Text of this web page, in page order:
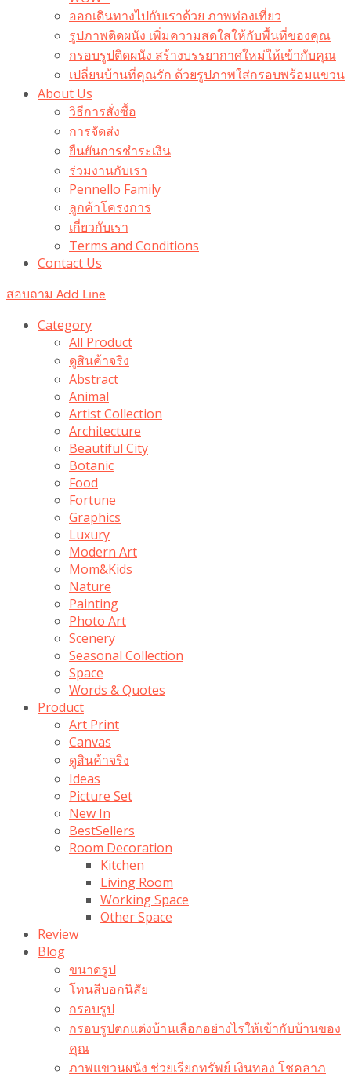
ออกเดินทางไปกับเราด้วย ภาพท่องเที่ยว
รูปภาพติดผนัง เพิ่มความสดใสให้กับพื้นที่ของคุณ
กรอบรูปติดผนัง สร้างบรรยากาศใหม่ให้เข้ากับคุณ
เปลี่ยนบ้านที่คุณรัก ด้วยรูปภาพใส่กรอบพร้อมแขวน​
About Us
วิธีการสั่งซื้อ
การจัดส่ง
ยืนยันการชำระเงิน
ร่วมงานกับเรา
Pennello Family
ลูกค้าโครงการ
เกี่ยวกับเรา
Terms and Conditions
Contact Us
สอบถาม Add Line
Category
All Product
ดูสินค้าจริง
Abstract
Animal
Artist Collection
Architecture
Beautiful City
Botanic
Food
Fortune
Graphics
Luxury
Modern Art
Mom&Kids
Nature
Painting
Photo Art
Scenery
Seasonal Collection
Space
Words & Quotes
Product
Art Print
Canvas
ดูสินค้าจริง
Ideas
Picture Set
New In
BestSellers
Room Decoration
Kitchen
Living Room
Working Space
Other Space
Review
Blog
ขนาดรูป
โทนสีบอกนิสัย
กรอบรูป
กรอบรูปตกแต่งบ้านเลือกอย่างไรให้เข้ากับบ้านของ
คุณ
ภาพแขวนผนัง ช่วยเรียกทรัพย์ เงินทอง โชคลาภ